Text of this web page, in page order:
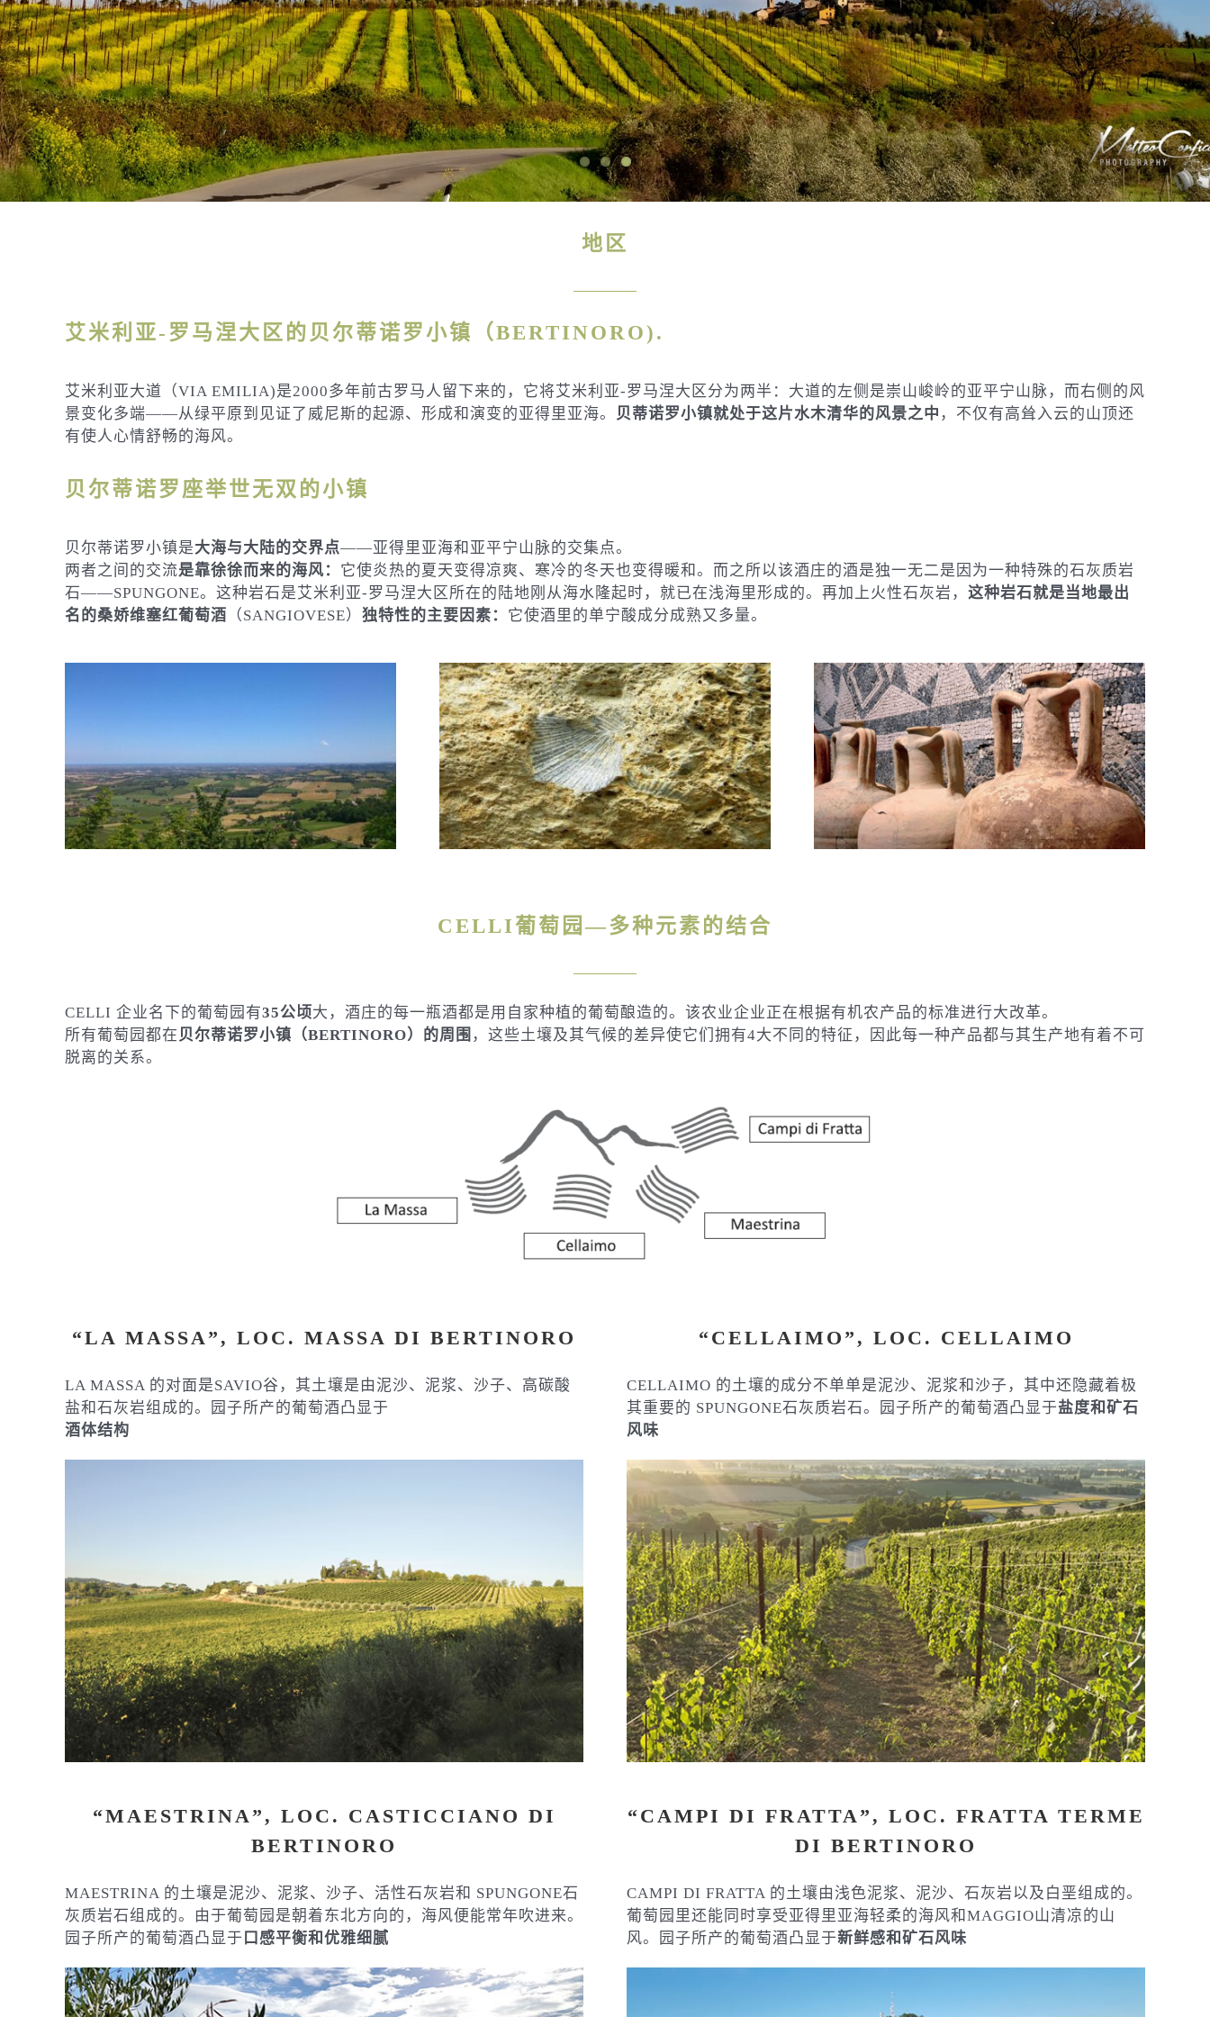
地区
艾米利亚-罗马涅大区的贝尔蒂诺罗小镇（BERTINORO).
艾米利亚大道（VIA EMILIA)是2000多年前古罗马人留下来的，它将艾米利亚-罗马涅大区分为两半：大道的左侧是崇山峻岭的亚平宁山脉，而右侧的风
景变化多端——从绿平原到见证了威尼斯的起源、形成和演变的亚得里亚海。 贝蒂诺罗小镇就处于这片水木清华的风景之中 ，不仅有高耸入云的山顶还
有使人心情舒畅的海风。
贝尔蒂诺罗座举世无双的小镇
贝尔蒂诺罗小镇是大海与大陆的交界点——亚得里亚海和亚平宁山脉的交集点。
两者之间的交流是靠徐徐而来的海风： 它使炎热的夏天变得凉爽、寒冷的冬天也变得暖和。而之所以该酒庄的酒是独一无二是因为一种特殊的石灰质岩
石——SPUNGONE。这种岩石是艾米利亚-罗马涅大区所在的陆地刚从海水隆起时，就已在浅海里形成的。再加上火性石灰岩， 这种岩石就是当地最出
名的桑娇维塞红葡萄酒 （SANGIOVESE） 独特性的主要因素： 它使酒里的单宁酸成分成熟又多量。
CELLI葡萄园—多种元素的结合
CELLI 企业名下的葡萄园有35公顷大，酒庄的每一瓶酒都是用自家种植的葡萄酿造的。该农业企业正在根据有机农产品的标准进行大改革。
所有葡萄园都在贝尔蒂诺罗小镇（BERTINORO）的周围 ，这些土壤及其气候的差异使它们拥有4大不同的特征，因此每一种产品都与其生产地有着不可
脱离的关系。
“LA MASSA”, LOC. MASSA DI BERTINORO
LA MASSA 的对面是SAVIO谷，其土壤是由泥沙、泥浆、沙子、高碳酸
盐和石灰岩组成的。园子所产的葡萄酒凸显于
酒体结构
“MAESTRINA”, LOC. CASTICCIANO DI
BERTINORO
MAESTRINA 的土壤是泥沙、泥浆、沙子、活性石灰岩和 SPUNGONE石
灰质岩石组成的。由于葡萄园是朝着东北方向的，海风便能常年吹进来。
园子所产的葡萄酒凸显于 口感平衡和优雅细腻
“CELLAIMO”, LOC. CELLAIMO
CELLAIMO 的土壤的成分不单单是泥沙、泥浆和沙子，其中还隐藏着极
其重要的 SPUNGONE石灰质岩石。园子所产的葡萄酒凸显于盐度和矿石
风味
“CAMPI DI FRATTA”, LOC. FRATTA TERME
DI BERTINORO
CAMPI DI FRATTA 的土壤由浅色泥浆、泥沙、石灰岩以及白垩组成的。
葡萄园里还能同时享受亚得里亚海轻柔的海风和MAGGIO山清凉的山
风。园子所产的葡萄酒凸显于新鲜感和矿石风味